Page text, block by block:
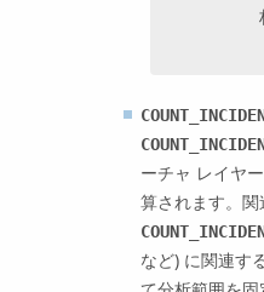
ーチャ レイヤ
算されます。
など) に関連す